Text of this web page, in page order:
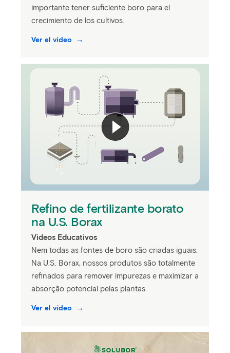
importante tener suficiente boro para el
crecimiento de los cultivos.
Ver el vídeo
Refino de fertilizante borato
na U.S. Borax
Videos Educativos
Nem todas as fontes de boro são criadas iguais.
Na U.S. Borax, nossos produtos são totalmente
refinados para remover impurezas e maximizar a
absorção potencial pelas plantas.
Ver el vídeo